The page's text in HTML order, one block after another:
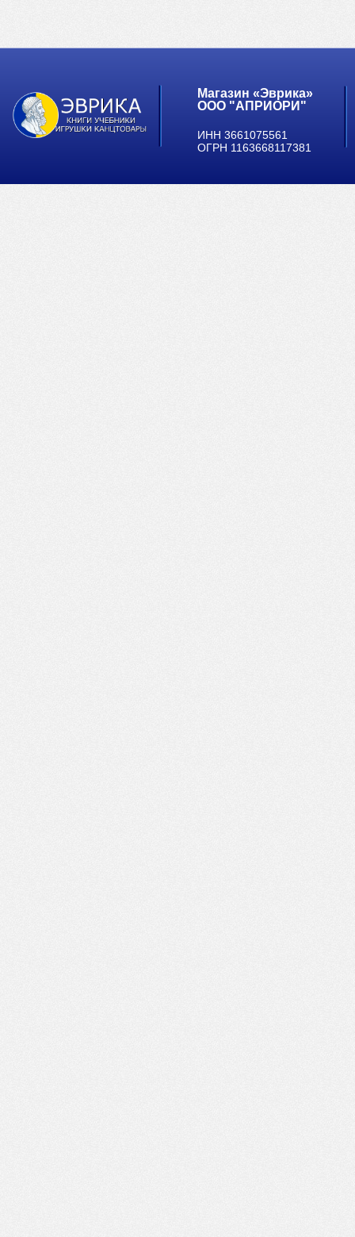
Магазин «Эврика»
ООО "АПРИОРИ"
ИНН 3661075561
ОГРН 1163668117381